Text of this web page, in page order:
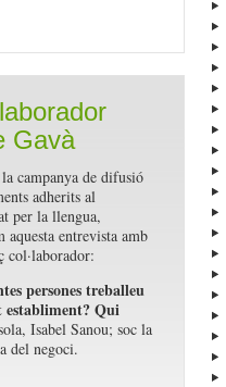
Gavà
campanya de difusió
adherits al
per la llengua,
aquesta entrevista amb
col·laborador:
persones treballeu
establiment? Qui
Isabel Sanou; soc la
del negoci.